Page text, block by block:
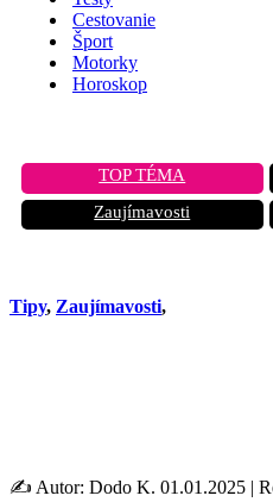
Cestovanie
Šport
Motorky
Horoskop
TOP TÉMA
Zaujímavosti
Tipy, Zaujímavosti,
✍️ Autor: Dodo K. 01.01.2025 |